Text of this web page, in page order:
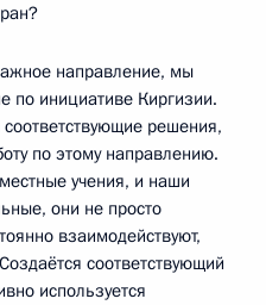
направление, мы
по инициативе Киргизии.
решения,
по этому направлению.
учения, и наши
они не просто
взаимодействуют,
соответствующий
используется